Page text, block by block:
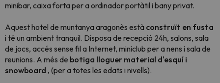
minibar, caixa forta per a ordinador portàtil i bany privat.
Aquest hotel de muntanya aragonès està construït en fusta
i té un ambient tranquil. Disposa de recepció 24h, salons, sala
de jocs, accés sense fil a Internet, miniclub per a nens i sala de
reunions. A més de botiga lloguer material d'esquí i
snowboard , (per a totes les edats i nivells).